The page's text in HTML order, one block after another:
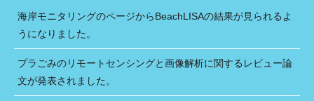
海岸モニタリングのページからBeachLISAの結果が見られるよ
うになりました。
プラごみのリモートセンシングと画像解析に関するレビュー論
文が発表されました。